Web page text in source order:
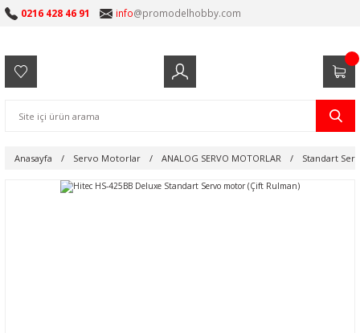
0216 428 46 91 info@promodelhobby.com
Anasayfa Servo Motorlar ANALOG SERVO MOTORLAR Standart